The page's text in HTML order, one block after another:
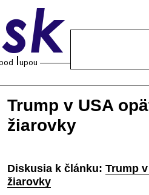
Trump v USA
žiarovky
Diskusia k článku: Trump
žiarovky